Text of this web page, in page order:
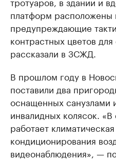
платформ
предупреждающие
контрастных цветов
рассказали в ЗСЖД.
В прошлом году в
поставили два
оснащенных санузлами
инвалидных колясок.
работает
кондиционирования
видеонаблюдения», —